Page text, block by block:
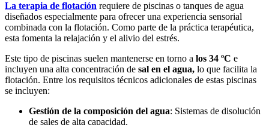
La terapia de flotación requiere de piscinas o tanques de agua
diseñados especialmente para ofrecer una experiencia sensorial
combinada con la flotación. Como parte de la práctica terapéutica,
esta fomenta la relajación y el alivio del estrés.
Este tipo de piscinas suelen mantenerse en torno a los 34 ºC e
incluyen una alta concentración de sal en el agua, lo que facilita la
flotación. Entre los requisitos técnicos adicionales de estas piscinas
se incluyen:
Gestión de la composición del agua: Sistemas de disolución
de sales de alta capacidad.